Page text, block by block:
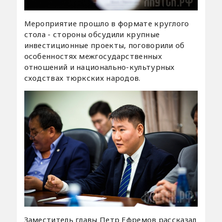
Мероприятие прошло в формате круглого
стола - стороны обсудили крупные
инвестиционные проекты, поговорили об
особенностях межгосударственных
отношений и национально-культурных
сходствах тюркских народов.
Заместитель главы Петр Ефремов рассказал